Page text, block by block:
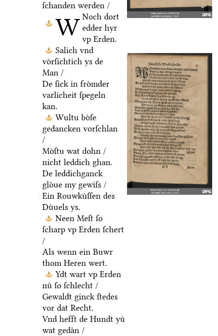
W
ſchanden werden /
Noch dort
edder hyr
vp Erden.
Salich vnd
voͤrſichtich ys de
Man /
De ſick in froͤmder
varlicheit ſpegeln
kan.
Wultu boͤſe
gedancken vorſchlan
/
Moͤſtu wat dohn /
nicht leddich ghan.
De leddichganck
gloͤue my gewiſs /
Ein Rouwkuͤſſen des
Duͤuels ys.
Neen Meſt ſo
ſcharp vp Erden ſchert
/
Als wenn ein Buwr
thom Heren wert.
Ydt wart vp Erden
nuͤ ſo ſchlecht /
Gewaldt ginck ſtedes
vor dat Recht.
Vnd hefft de Hundt yuͤ
wat gedaͤn /